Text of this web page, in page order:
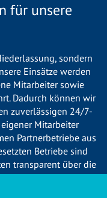
für unsere
sondern
Einsätze werden
Mitarbeiter sowie
Dadurch können wir
zuverlässigen 24/7-
Mitarbeiter
Partnerbetriebe aus
Betriebe sind
transparent über die
und ortsübliche